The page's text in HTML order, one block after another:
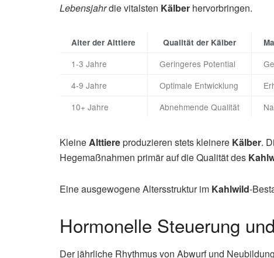
Lebensjahrdie vitalsten Kälber hervorbringen.
Alter der Alttiere Qualität der Kälber
1-3 Jahre Geringeres Potential
4-9 Jahre
Optimale Entwicklung
10+ Jahre
Abnehmende Qualität
KleineAlttiereproduzieren stets kleinere Kälber.
Hegemaßnahmen primär auf die Qualität des
Eine ausgewogene Altersstruktur im Kahlwild-
Hormonelle Steuerung
Der jährliche Rhythmus von Abwurf und